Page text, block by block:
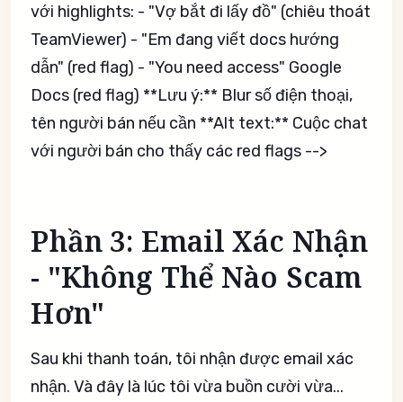
với highlights: - "Vợ bắt đi lấy đồ" (chiêu thoát
TeamViewer) - "Em đang viết docs hướng
dẫn" (red flag) - "You need access" Google
Docs (red flag) **Lưu ý:** Blur số điện thoại,
tên người bán nếu cần **Alt text:** Cuộc chat
với người bán cho thấy các red flags -->
Phần 3: Email Xác Nhận
- "Không Thể Nào Scam
Hơn"
Sau khi thanh toán, tôi nhận được email xác
nhận. Và đây là lúc tôi vừa buồn cười vừa...